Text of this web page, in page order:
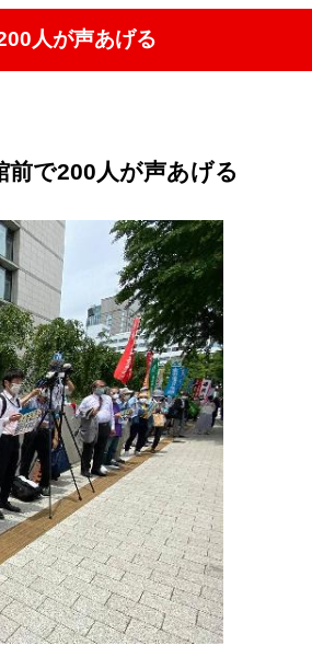
人が声あげる
前で200人が声あげる